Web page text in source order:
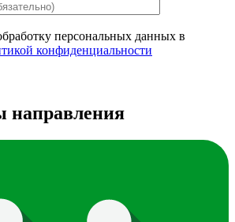
персональных данных в
конфиденциальности
направления